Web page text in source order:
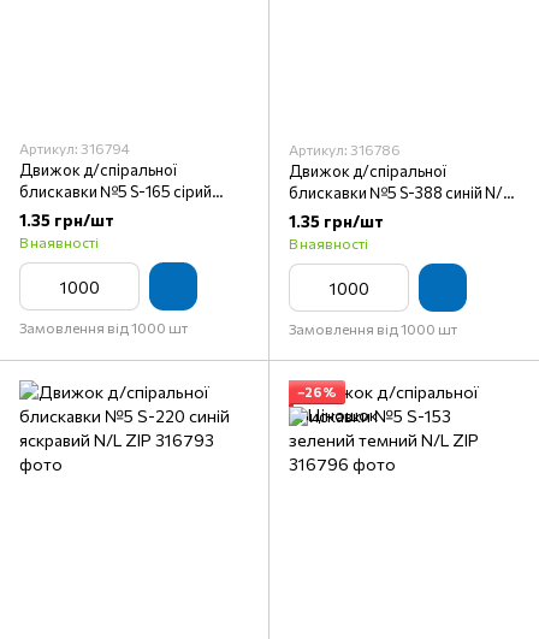
Артикул: 316794
Движок д/спіральної
блискавки №5 S-165 сірий
світлий N/L ZIP
1.35 грн/шт
В наявності
Замовлення від 1000 шт
Артикул: 316786
Движок д/спіральної
блискавки №5 S-388 синій N/L
ZIP
1.35 грн/шт
В наявності
Замовлення від 1000 шт
−26%